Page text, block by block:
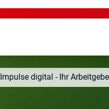
Impulse digital - Ihr